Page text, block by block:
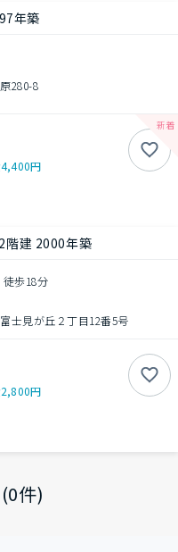
年築
280-8
4,400円
階建 2000年築
歩18分
士見が丘２丁目12番5号
2,800円
件)